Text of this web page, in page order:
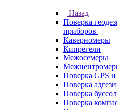
Назад
Поверка
приборов
Каверномеры
Кипрегели
Межосемеры
Поверка GPS
Поверка
Поверка
Поверка